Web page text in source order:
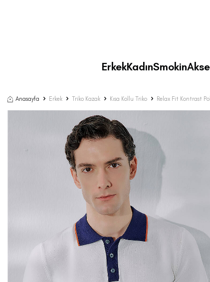
ErkekKadınSmokin
Anasayfa Erkek Triko Kazak Kısa Kollu Triko Relax Fit Kontrast